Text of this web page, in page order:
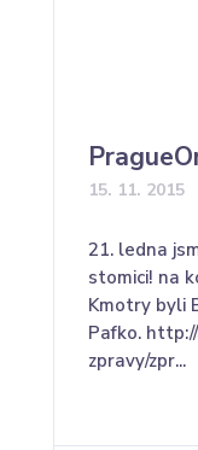
15. 11. 2015
21. ledna
stomici! na
Kmotry byli
Pafko.
zpravy/zpr...